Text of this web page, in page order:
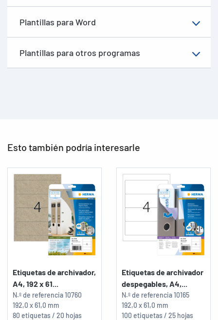
Plantillas para Word
Plantillas para otros programas
Esto también podría interesarle
Etiquetas de archivador,
A4, 192 x 61...
N.º de referencia10760
192,0 x 61,0 mm
80 etiquetas / 20 hojas
Etiquetas de archivador
despegables, A4,...
N.º de referencia10165
192,0 x 61,0 mm
100 etiquetas / 25 hojas